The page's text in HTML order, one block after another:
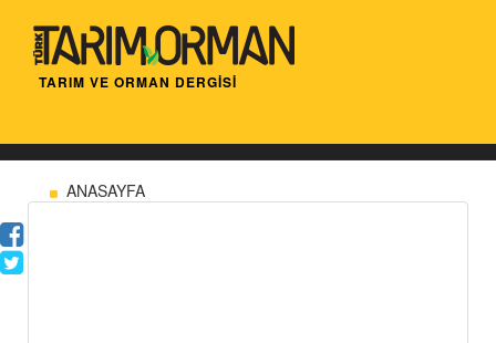
TARIM VE ORMAN DERGİSİ
ANASAYFA